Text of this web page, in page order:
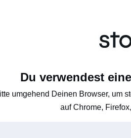
Du verwendest
umgehend Deinen Browser, um
auf Chrome,